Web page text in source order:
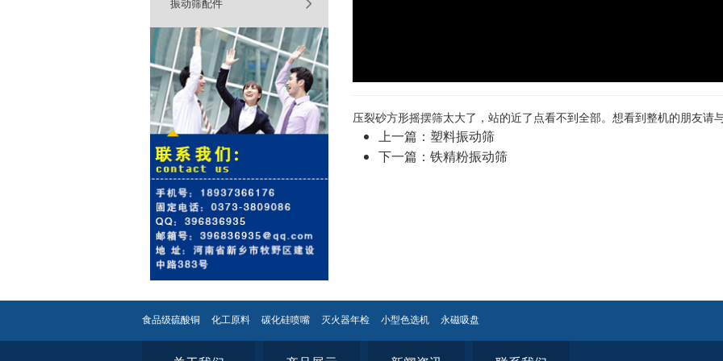
振动筛配件
压裂砂方形摇摆筛太大了，站的近了点看不到全部。想看到整机的朋友请与
上一篇： 塑料振动筛
下一篇： 铁精粉振动筛
食品级硫酸铜 化工原料 碳化硅喷嘴 灭火器年检 小型色选机 永磁吸盘